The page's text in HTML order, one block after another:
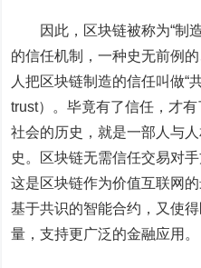
因此，区块链被称为“制造
的信任机制，一种史无前例
人把区块链制造的信任叫做“
trust）。毕竟有了信任，才
社会的历史，就是一部人与
史。区块链无需信任交易对
这是区块链作为价值互联网的
基于共识的智能合约，又使
量，支持更广泛的金融应用。